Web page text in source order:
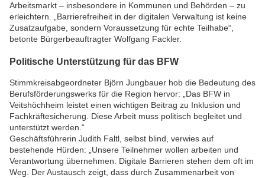
Arbeitsmarkt – insbesondere in Kommunen und Behörden – zu
erleichtern. „Barrierefreiheit in der digitalen Verwaltung ist keine
Zusatzaufgabe, sondern Voraussetzung für echte Teilhabe“,
betonte Bürgerbeauftragter Wolfgang Fackler.
Politische Unterstützung für das BFW
Stimmkreisabgeordneter Björn Jungbauer hob die Bedeutung des
Berufsförderungswerks für die Region hervor: „Das BFW in
Veitshöchheim leistet einen wichtigen Beitrag zu Inklusion und
Fachkräftesicherung. Diese Arbeit muss politisch begleitet und
unterstützt werden.“
Geschäftsführerin Judith Faltl, selbst blind, verwies auf
bestehende Hürden: „Unsere Teilnehmer wollen arbeiten und
Verantwortung übernehmen. Digitale Barrieren stehen dem oft im
Weg. Der Austausch zeigt, dass durch Zusammenarbeit von